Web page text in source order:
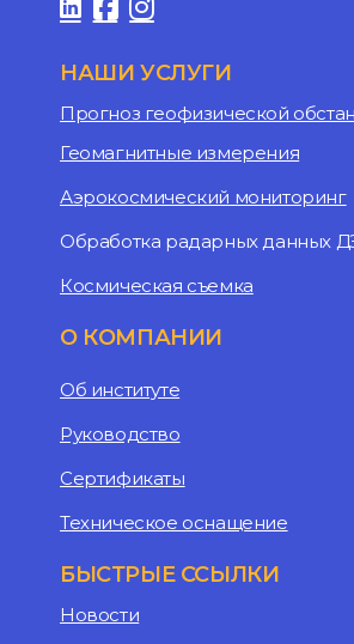
НАШИ УСЛУГИ
Прогноз геофизической
Геомагнитные измерения
Аэрокосмический мониторинг
Обработка радарных данных
Космическая съемка
О КОМПАНИИ
Об институте
Руководство
Сертификаты
Техническое оснащение
БЫСТРЫЕ ССЫЛКИ
Новости